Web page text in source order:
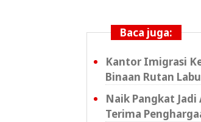
Baca juga:
Kantor Imigrasi
Binaan Rutan
Naik Pangkat Jadi
Terima